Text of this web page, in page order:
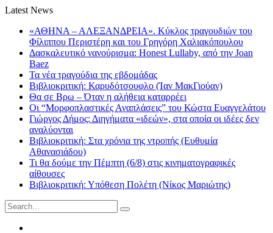
Latest News
«ΑΘΗΝΑ – ΑΛΕΞΑΝΔΡΕΙΑ». Κύκλος τραγουδιών του
Φίλιππου Περιστέρη και του Γρηγόρη Χαλιακόπουλου
Δασκαλευτικό νανούρισμα: Honest Lullaby, από την Joan
Baez
Τα νέα τραγούδια της εβδομάδας
Βιβλιοκριτική: Καρυδότσουφλο (Ίαν ΜακΓιούαν)
Θα σε Βρω – Όταν η αλήθεια καταρρέει
Οι “Μορφοπλαστικές Αναπλάσεις” του Κώστα Ευαγγελάτου
Γιώργος Δήμος: Διηγήματα «ιδεών», στα οποία οι ιδέες δεν
αναλύονται
Βιβλιοκριτική: Στα χρόνια της ντροπής (Ευθυμία
Αθανασιάδου)
Τι θα δούμε την Πέμπτη (6/8) στις κινηματογραφικές
αίθουσες
Βιβλιοκριτική: Υπόθεση Πολέτη (Νίκος Μαριώτης)
Search
for: